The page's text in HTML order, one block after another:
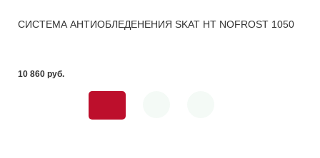
СИСТЕМА АНТИОБЛЕДЕНЕНИЯ SKAT HT NOFROST 1050
10 860 pуб.